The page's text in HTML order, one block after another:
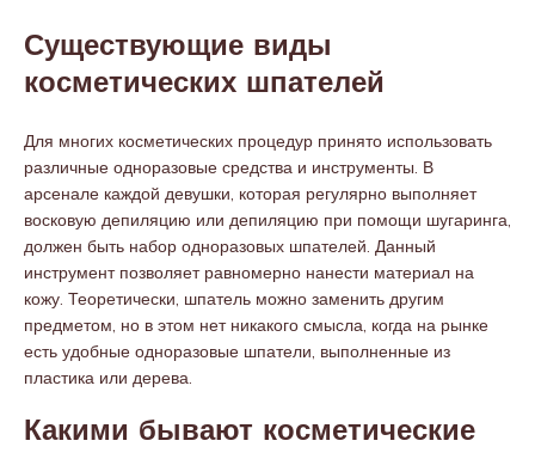
Существующие виды
косметических шпателей
Для многих косметических процедур принято использовать
различные одноразовые средства и инструменты. В
арсенале каждой девушки, которая регулярно выполняет
восковую депиляцию или депиляцию при помощи шугаринга,
должен быть набор одноразовых шпателей. Данный
инструмент позволяет равномерно нанести материал на
кожу. Теоретически, шпатель можно заменить другим
предметом, но в этом нет никакого смысла, когда на рынке
есть удобные одноразовые шпатели, выполненные из
пластика или дерева.
Какими бывают косметические